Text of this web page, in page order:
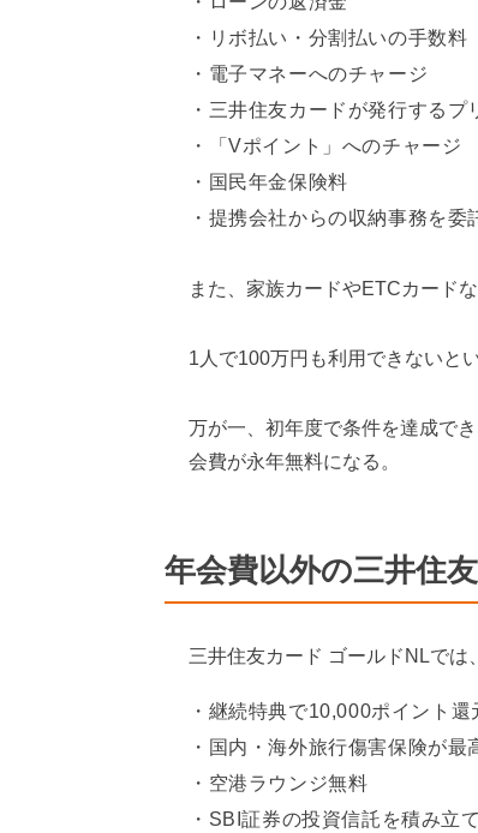
リボ払い・分割払いの手数料
電子マネーへのチャージ
三井住友カードが発行するプ
「Vポイント」へのチャージ
国民年金保険料
提携会社からの収納事務を委
また、家族カードやETCカード
1人で100万円も利用できないと
万が一、初年度で条件を達成で
会費が永年無料になる。
年会費以外の三井住
三井住友カード ゴールドNLでは
継続特典で10,000ポイント還
国内・海外旅行傷害保険が最
空港ラウンジ無料
SBI証券の投資信託を積み立